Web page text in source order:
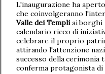
L'inaugurazione ha aperto
che coinvolgeranno
Valle dei Templi ai borghi
calendario ricco di
celebrare il proprio
attirandol'attenzione
successo della cerimonia
conferma protagonista di